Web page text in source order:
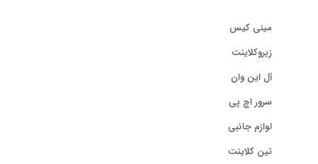
مینی کیس
زیروکلاینت
آل این وان
سرور اچ پی
لوازم جانبی
تین کلاینت